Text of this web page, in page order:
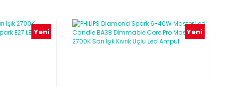
Yeni Yeni